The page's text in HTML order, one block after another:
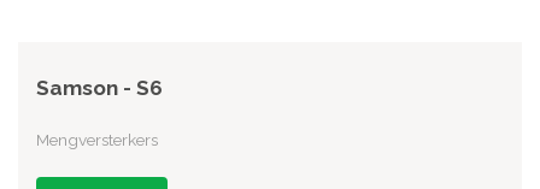
Samson - S6
Mengversterkers